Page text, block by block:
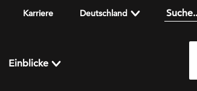
Karriere Deutschland
Einblicke